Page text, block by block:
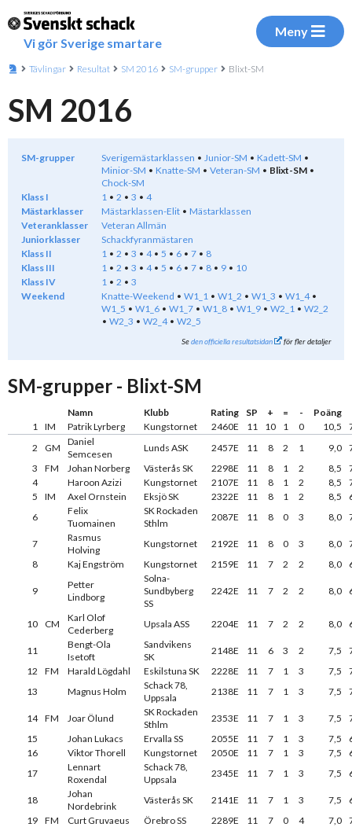
Vi gör Sverige smartare
Meny
Tävlingar Resultat SM 2016 SM-grupper Blixt-SM
SM 2016
SM-grupper Sverigemästarklassen Junior-SM
Kadett-SM
Minior-SM
Knatte-SM Veteran-SM
Blixt-SM
Chock-SM
Klass I
1 2 3
4
Mästarklasser
Mästarklassen-Elit
Mästarklassen
Veteranklasser
Veteran Allmän
Juniorklasser
Schackfyranmästaren
Klass II
1 2 3 4 5 6 7
8
Klass III
1 2 3 4 5 6 7 8 9
10
Klass IV
1 2
3
Weekend
Knatte-Weekend W1_1 W1_2 W1_3
W1_4
W1_5
W1_6 W1_7 W1_8 W1_9 W2_1
W2_2
W2_3
W2_4 W2_5
Seden officiella resultatsidan för fler detaljer
SM-grupper - Blixt-SM
Namn Klubb Rating SP + = -
Poäng
1 IM Patrik Lyrberg Kungstornet 2460E 11 10 1 0 10,5
2
GM
Daniel
Semcesen
Lunds ASK 2457E 11 8 2 1 9,0
3
FM Johan Norberg Västerås SK 2298E 11 8 1 2 8,5
4
Haroon Azizi Kungstornet 2107E 11 8 1 2 8,5
5
IM Axel Ornstein Eksjö SK 2322E 11 8 1 2 8,5
6
Felix
Tuomainen
SK Rockaden
Sthlm
2087E 11 8 0 3 8,0
7
Rasmus
Holving
Kungstornet 2192E 11 8 0 3 8,0
8
Kaj Engström Kungstornet 2159E 11 7 2 2 8,0
9
Petter
Lindborg
Solna-
Sundbyberg
SS
2242E 11 7 2 2 8,0
10 CM
Karl Olof
Cederberg
Upsala ASS 2204E 11 7 2 2 8,0
11
Bengt-Ola
Isetoft
Sandvikens
SK
2148E 11 6 3 2 7,5
12
FM Harald Lögdahl Eskilstuna SK 2228E 11 7 1 3 7,5
13
Magnus Holm
Schack 78,
Uppsala
2138E 11 7 1 3 7,5
14 FM Joar Ölund
SK Rockaden
Sthlm
2353E 11 7 1 3 7,5
15
Johan Lukacs Ervalla SS 2055E 11 7 1 3 7,5
16
Viktor Thorell Kungstornet 2050E 11 7 1 3 7,5
17
Lennart
Roxendal
Schack 78,
Uppsala
2345E 11 7 1 3 7,5
18
Johan
Nordebrink
Västerås SK 2141E 11 7 1 3 7,5
19 FM Curt Gruvaeus Örebro SS 2289E 11 7 0 4 7,0